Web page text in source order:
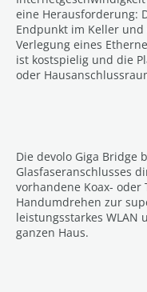
eine Herausforderung:
Endpunkt im Keller
Verlegung eines
ist kostspielig und die
oder
Die devolo Giga Bridge
Glasfaseranschlusses
vorhandene Koax-
Handumdrehen zur
leistungsstarkes WLAN
ganzen Haus.